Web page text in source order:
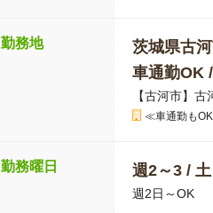
勤務地
茨城県古
車通勤OK
【古河市】古
≪車通勤も
勤務曜日 週2～3 /
週2日～OK